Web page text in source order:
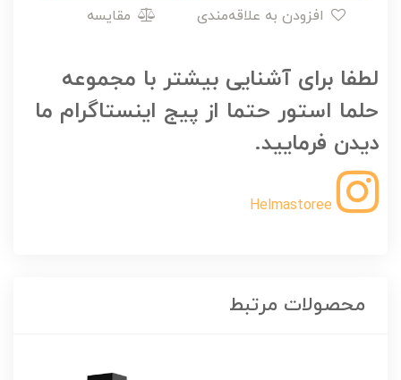
مقایسه
لطفا برای آشنایی بیشتر با مجموعه
حلما استور حتما از پیج اینستاگرام ما
دیدن فرمایید.
Helmastoree
محصولات مرتبط